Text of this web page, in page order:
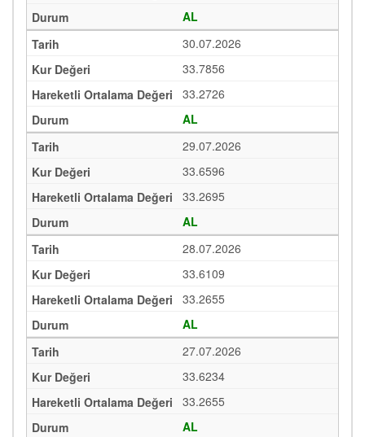
AL
30.07.2026
33.7856
33.2726
AL
29.07.2026
33.6596
33.2695
AL
28.07.2026
33.6109
33.2655
AL
27.07.2026
33.6234
33.2655
AL